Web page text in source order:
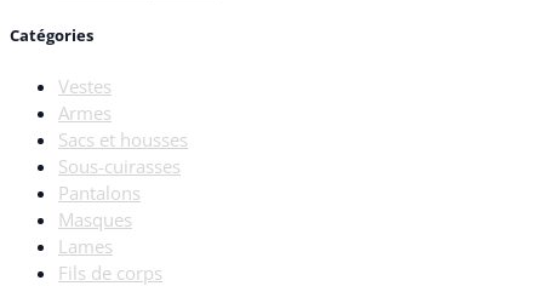
Catégories
Vestes
Armes
Sacs et housses
Sous-cuirasses
Pantalons
Masques
Lames
Fils de corps